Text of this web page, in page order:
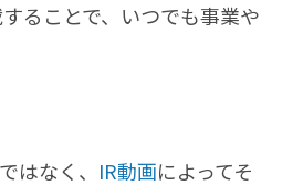
ることで、いつでも事業や
はなく、 IR動画によってそ